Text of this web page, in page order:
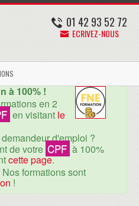
01 42 93 52 72
ECRIVEZ-NOUS
à 100% !
en 2
en visitant le
d'emploi ?
de votre CPF à 100%
cette page.
formations sont
!